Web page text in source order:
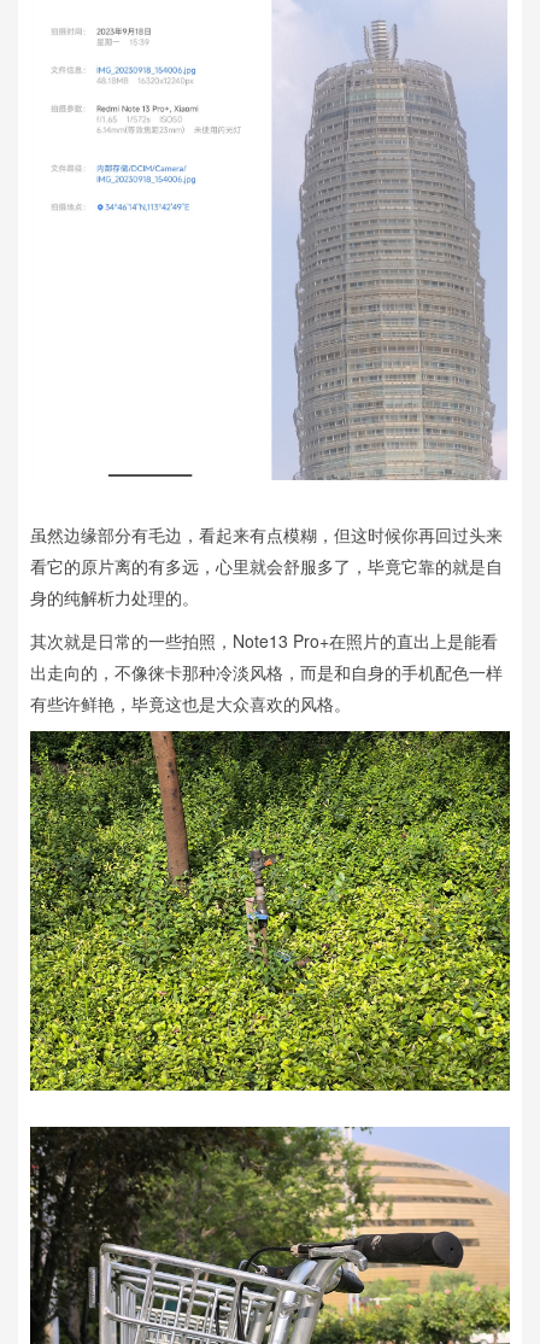
虽然边缘部分有毛边，看起来有点模糊，但这时候你再回过头来
看它的原片离的有多远，心里就会舒服多了，毕竟它靠的就是自
身的纯解析力处理的。
其次就是日常的一些拍照，Note13 Pro+在照片的直出上是能看
出走向的，不像徕卡那种冷淡风格，而是和自身的手机配色一样
有些许鲜艳，毕竟这也是大众喜欢的风格。